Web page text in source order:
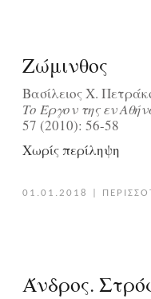
Ζώμινθος
Βασίλειος Χ.
Tο Έργον της εν
57 (2010): 56-58
Χωρίς περίληψη
01.01.2018
Άνδρος.